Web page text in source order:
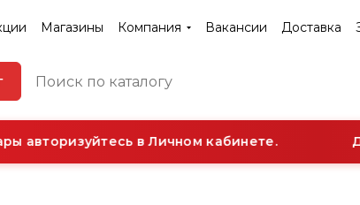
Магазины Компания Вакансии Доставка
авторизуйтесь в Личном кабинете.